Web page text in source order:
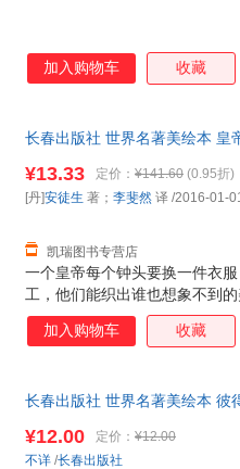
加入购物车 收藏
长春出版社 世界名著美绘本 皇
一个皇帝每个钟头要换一件衣
工，他们能织出谁也想象不到
衣服还能识别出哪些人工作不
烛日夜加工，做出了新衣服，
¥13.33 定价： ¥141.60 (0.95折)
凯瑞图书专营店
[丹]安徒生 著； 李斐然 译 /2016-01-
加入购物车 收藏
长春出版社 世界名著美绘本 彼
¥12.00 定价： ¥12.00
不详 /长春出版社